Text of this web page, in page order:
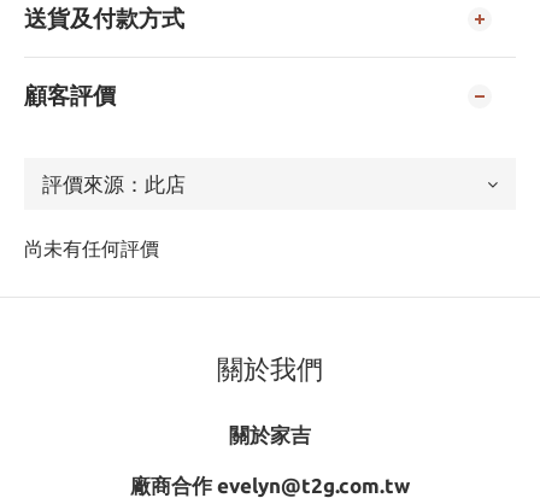
送貨及付款方式
顧客評價
尚未有任何評價
關於我們
關於家吉
廠商合作 evelyn@t2g.com.tw